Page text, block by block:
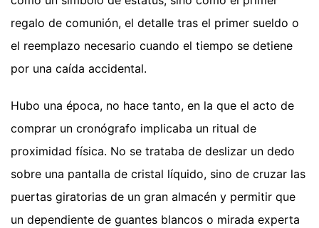
regalo de comunión, el detalle tras el primer sueldo o
el reemplazo necesario cuando el tiempo se detiene
por una caída accidental.
Hubo una época, no hace tanto, en la que el acto de
comprar un cronógrafo implicaba un ritual de
proximidad física. No se trataba de deslizar un dedo
sobre una pantalla de cristal líquido, sino de cruzar las
puertas giratorias de un gran almacén y permitir que
un dependiente de guantes blancos o mirada experta